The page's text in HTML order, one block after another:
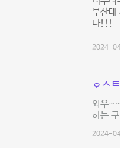
부산대
다!!!
2024-
호스
와우
하는
2024-